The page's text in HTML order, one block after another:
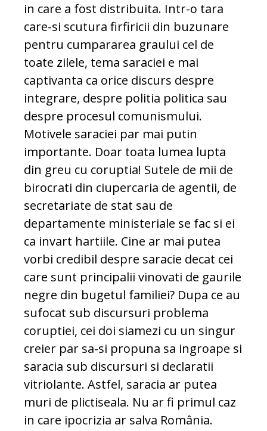
in care a fost distribuita. Intr-o tara
care-si scutura firfiricii din buzunare
pentru cumpararea graului cel de
toate zilele, tema saraciei e mai
captivanta ca orice discurs despre
integrare, despre politia politica sau
despre procesul comunismului.
Motivele saraciei par mai putin
importante. Doar toata lumea lupta
din greu cu coruptia! Sutele de mii de
birocrati din ciupercaria de agentii, de
secretariate de stat sau de
departamente ministeriale se fac si ei
ca invart hartiile. Cine ar mai putea
vorbi credibil despre saracie decat cei
care sunt principalii vinovati de gaurile
negre din bugetul familiei? Dupa ce au
sufocat sub discursuri problema
coruptiei, cei doi siamezi cu un singur
creier par sa-si propuna sa ingroape si
saracia sub discursuri si declaratii
vitriolante. Astfel, saracia ar putea
muri de plictiseala. Nu ar fi primul caz
in care ipocrizia ar salva România.